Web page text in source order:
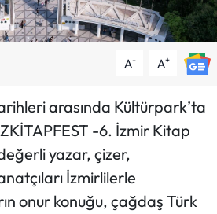
A- A+
arasında Kültürpark’ta
-6. İzmir Kitap
yazar, çizer,
İzmirlilerle
onur konuğu, çağdaş Türk